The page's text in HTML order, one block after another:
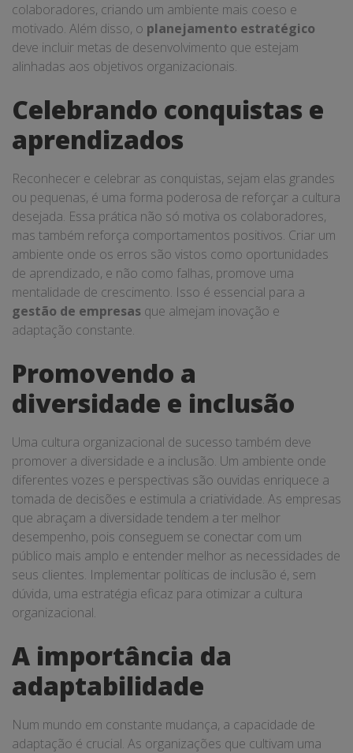
colaboradores, criando um ambiente mais coeso e
motivado. Além disso, o planejamento estratégico
deve incluir metas de desenvolvimento que estejam
alinhadas aos objetivos organizacionais.
Celebrando conquistas e
aprendizados
Reconhecer e celebrar as conquistas, sejam elas grandes
ou pequenas, é uma forma poderosa de reforçar a cultura
desejada. Essa prática não só motiva os colaboradores,
mas também reforça comportamentos positivos. Criar um
ambiente onde os erros são vistos como oportunidades
de aprendizado, e não como falhas, promove uma
mentalidade de crescimento. Isso é essencial para a
gestão de empresas que almejam inovação e
adaptação constante.
Promovendo a
diversidade e inclusão
Uma cultura organizacional de sucesso também deve
promover a diversidade e a inclusão. Um ambiente onde
diferentes vozes e perspectivas são ouvidas enriquece a
tomada de decisões e estimula a criatividade. As empresas
que abraçam a diversidade tendem a ter melhor
desempenho, pois conseguem se conectar com um
público mais amplo e entender melhor as necessidades de
seus clientes. Implementar políticas de inclusão é, sem
dúvida, uma estratégia eficaz para otimizar a cultura
organizacional.
A importância da
adaptabilidade
Num mundo em constante mudança, a capacidade de
adaptação é crucial. As organizações que cultivam uma